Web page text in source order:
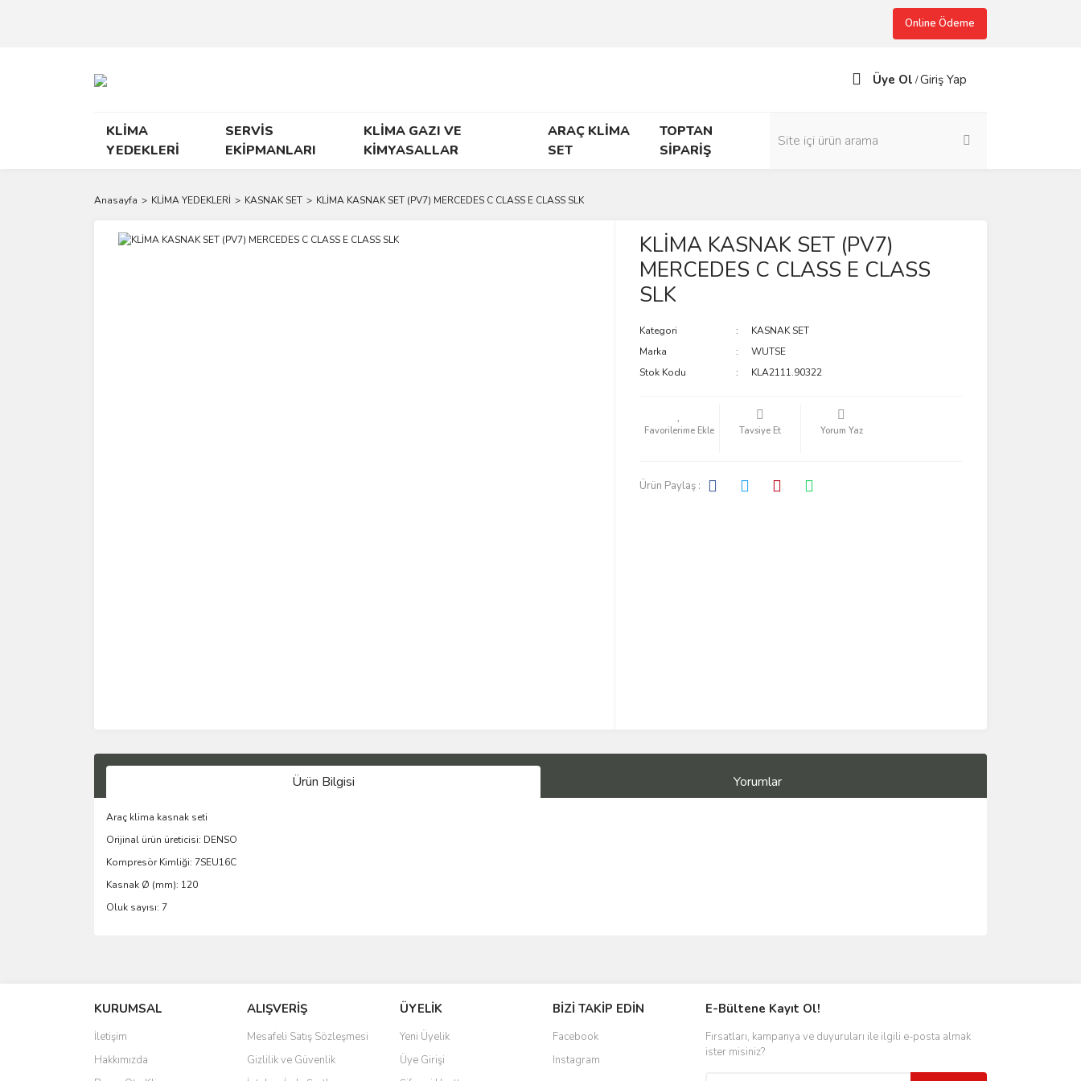
Online Ödeme
Üye Ol /Giriş Yap
KLİMA
YEDEKLERİ
SERVİS
EKİPMANLARI
KLİMA GAZI VE
KİMYASALLAR
ARAÇ KLİMA
SET
TOPTAN
SİPARİŞ
Anasayfa KLİMA YEDEKLERİ KASNAK SET KLİMA KASNAK SET (PV7) MERCEDES C CLASS E CLASS SLK
KLİMA KASNAK SET (PV7)
MERCEDES C CLASS E CLASS
SLK
Kategori
KASNAK SET
Marka
WUTSE
Stok Kodu
KLA2111.90322
Tavsiye Et Yorum Yaz
Ürün Paylaş :
Ürün Bilgisi Yorumlar
Araç klima kasnak seti
Orijinal ürün üreticisi: DENSO
Kompresör Kimliği: 7SEU16C
Kasnak Ø (mm): 120
Oluk sayısı: 7
KURUMSAL
İletişim
Hakkımızda
ALIŞVERİŞ
Mesafeli Satış Sözleşmesi
Gizlilik ve Güvenlik
ÜYELİK
Yeni Üyelik
Üye Girişi
BİZİ TAKİP EDİN
Facebook
Instagram
E-Bültene Kayıt Ol!
Fırsatları, kampanya ve duyuruları ile ilgili e-posta almak
ister misiniz?